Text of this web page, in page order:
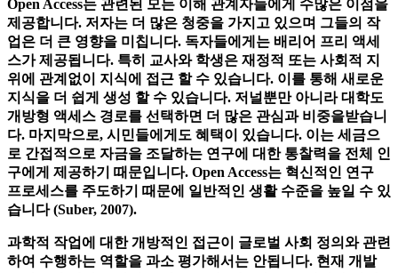
이를 유지하는 대학별로 구성 할 수 있습니다. 잘 알려진 예는
물리학 분야의 사전 인쇄가 게시되는“arXiv”입니다.
Open Access는 관련된 모든 이해 관계자들에게 수많은 이점을
제공합니다. 저자는 더 많은 청중을 가지고 있으며 그들의 작
업은 더 큰 영향을 미칩니다. 독자들에게는 배리어 프리 액세
스가 제공됩니다. 특히 교사와 학생은 재정적 또는 사회적 지
위에 관계없이 지식에 접근 할 수 있습니다. 이를 통해 새로운
지식을 더 쉽게 생성 할 수 있습니다. 저널뿐만 아니라 대학도
개방형 액세스 경로를 선택하면 더 많은 관심과 비중을받습니
다. 마지막으로, 시민들에게도 혜택이 있습니다. 이는 세금으
로 간접적으로 자금을 조달하는 연구에 대한 통찰력을 전체 인
프로세스를 주도하기 때문에 일반적인 생활 수준을 높일 수 있
습니다 (Suber, 2007).